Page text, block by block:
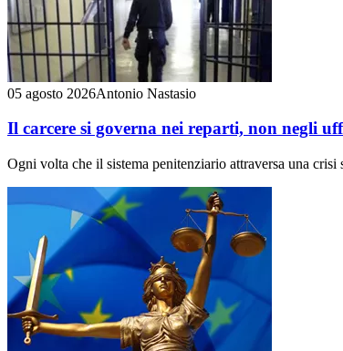
05 agosto 2026Antonio Nastasio
Il carcere si governa nei reparti, non negli
Ogni volta che il sistema penitenziario attraversa una